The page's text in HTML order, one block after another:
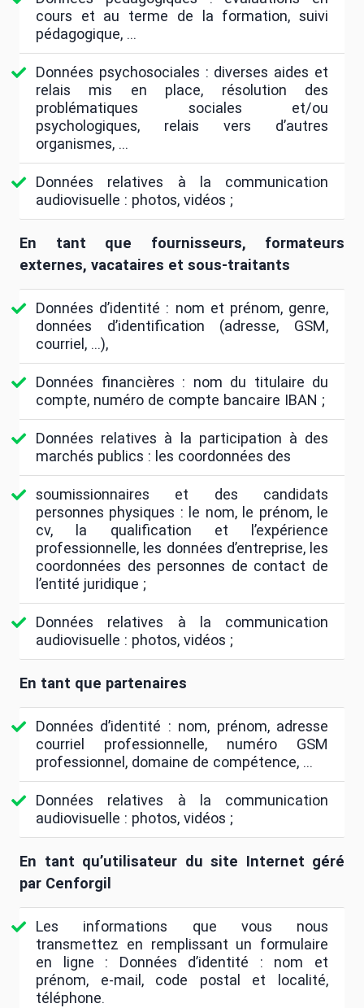
cours et au terme de la formation, suivi
pédagogique, …
Données psychosociales : diverses aides et
relais mis en place, résolution des
problématiques sociales et/ou
psychologiques, relais vers d’autres
organismes, ...
Données relatives à la communication
audiovisuelle : photos, vidéos ;
En tant que fournisseurs, formateurs
externes, vacataires et sous-traitants
Données d’identité : nom et prénom, genre,
données d’identification (adresse, GSM,
courriel, …),
Données financières : nom du titulaire du
compte, numéro de compte bancaire IBAN ;
Données relatives à la participation à des
marchés publics : les coordonnées des
soumissionnaires et des candidats
personnes physiques : le nom, le prénom, le
cv, la qualification et l’expérience
professionnelle, les données d’entreprise, les
coordonnées des personnes de contact de
l’entité juridique ;
Données relatives à la communication
audiovisuelle : photos, vidéos ;
En tant que partenaires
Données d’identité : nom, prénom, adresse
courriel professionnelle, numéro GSM
professionnel, domaine de compétence, …
Données relatives à la communication
audiovisuelle : photos, vidéos ;
En tant qu’utilisateur du site Internet géré
par Cenforgil
Les informations que vous nous
transmettez en remplissant un formulaire
en ligne : Données d’identité : nom et
prénom, e-mail, code postal et localité,
téléphone.